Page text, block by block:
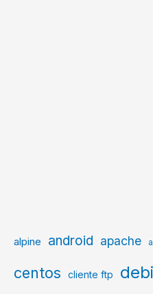
alpine android apache
centos cliente ftp